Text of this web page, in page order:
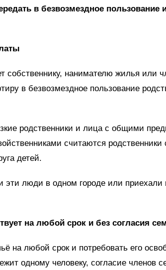
в безвозмездное пользование
собственнику, нанимателю жилья или
в безвозмездное пользование
родственники и лица с общими
считаются родственники
детей.
люди в одном городе или приехали
на любой срок и без согласия
на любой срок и потребовать его
одному человеку, согласие членов